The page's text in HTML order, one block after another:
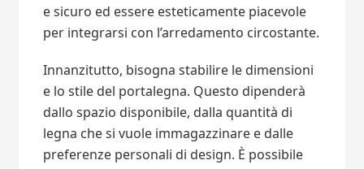
e sicuro ed essere esteticamente piacevole
per integrarsi con l’arredamento circostante.
Innanzitutto, bisogna stabilire le dimensioni
e lo stile del portalegna. Questo dipenderà
dallo spazio disponibile, dalla quantità di
legna che si vuole immagazzinare e dalle
preferenze personali di design. È possibile